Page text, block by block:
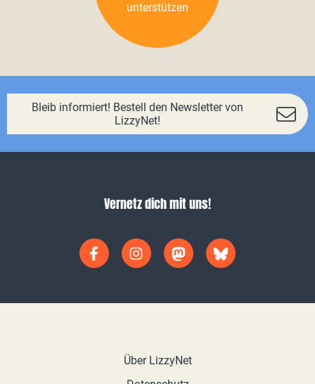
unterstützen
Bleib informiert! Bestell den Newsletter von
LizzyNet!
Vernetz dich mit uns!
Über LizzyNet